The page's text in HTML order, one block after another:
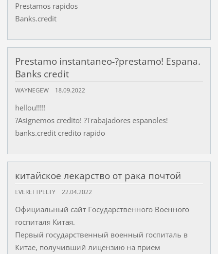
Prestamos rapidos
Banks.credit
Prestamo instantaneo-?prestamo! Espana.
Banks credit
WAYNEGEW 18.09.2022
hellou!!!!!
?Asignemos credito! ?Trabajadores espanoles!
banks.credit credito rapido
китайское лекарство от рака почтой
EVERETTPELTY 22.04.2022
Официальный сайт Государственного Военного
госпиталя Китая.
Первый государственный военный госпиталь в
Китае, получивший лицензию на прием